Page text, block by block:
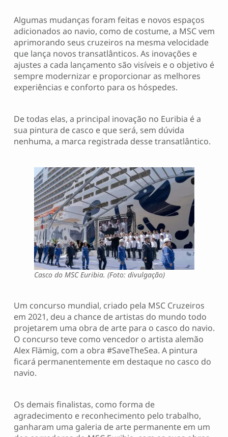
Algumas mudanças foram feitas e novos espaços
adicionados ao navio, como de costume, a MSC vem
aprimorando seus cruzeiros na mesma velocidade
que lança novos transatlânticos. As inovações e
ajustes a cada lançamento são visíveis e o objetivo é
sempre modernizar e proporcionar as melhores
experiências e conforto para os hóspedes.
De todas elas, a principal inovação no Euribia é a
sua pintura de casco e que será, sem dúvida
nenhuma, a marca registrada desse transatlântico.
Casco do MSC Euribia. (Foto: divulgação)
Um concurso mundial, criado pela MSC Cruzeiros
em 2021, deu a chance de artistas do mundo todo
projetarem uma obra de arte para o casco do navio.
O concurso teve como vencedor o artista alemão
Alex Flämig, com a obra #SaveTheSea. A pintura
ficará permanentemente em destaque no casco do
navio.
Os demais finalistas, como forma de
agradecimento e reconhecimento pelo trabalho,
ganharam uma galeria de arte permanente em um